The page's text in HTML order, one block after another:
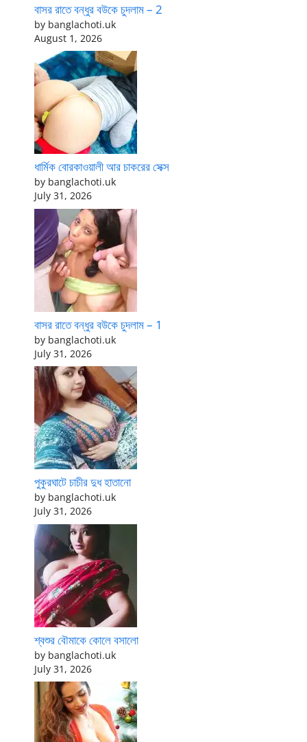
বাসর রাতে বন্ধুর বউকে চুদলাম – 2
by banglachoti.uk
August 1, 2026
ধার্মিক বোরকাওয়ালী আর চাকরের সেক্স
by banglachoti.uk
July 31, 2026
বাসর রাতে বন্ধুর বউকে চুদলাম – 1
by banglachoti.uk
July 31, 2026
পুকুরঘাটে চাচীর দুধ হাতানো
by banglachoti.uk
July 31, 2026
শ্বশুর বৌমাকে কোলে বসালো
by banglachoti.uk
July 31, 2026